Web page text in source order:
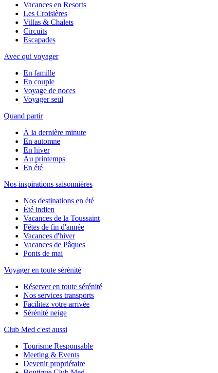
Vacances en Resorts
Les Croisières
Villas & Chalets
Circuits
Escapades
Avec qui voyager
En famille
En couple
Voyage de noces
Voyager seul
Quand partir
À la dernière minute
En automne
En hiver
Au printemps
En été
Nos inspirations saisonnières
Nos destinations en été
Été indien
Vacances de la Toussaint
Fêtes de fin d'année
Vacances d'hiver
Vacances de Pâques
Ponts de mai
Voyager en toute sérénité
Réserver en toute sérénité
Nos services transports
Facilitez votre arrivée
Sérénité neige
Club Med c'est aussi
Tourisme Responsable
Meeting & Events
Devenir propriétaire